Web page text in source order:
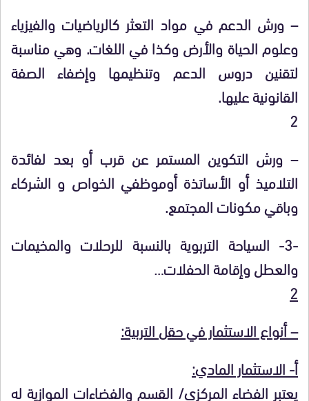
– ورش الدعم في مواد التعثر كالرياضيات والفيزياء
وعلوم الحياة والأرض وكذا في اللغات. وهي مناسبة
لتقنين دروس الدعم وتنظيمها وإضفاء الصفة
القانونية عليها.
2
– ورش التكوين المستمر عن قرب أو بعد لفائدة
التلاميذ أو الأساتذة أوموظفي الخواص و الشركاء
وباقي مكونات المجتمع.
-3- السياحة التربوية بالنسبة للرحلات والمخيمات
والعطل وإقامة الحفلات…
2
– أنواع الاستثمار في حقل التربية:
أ- الاستثمار المادي:
يعتبر الفضاء المركزي/ القسم والفضاءات الموازية له